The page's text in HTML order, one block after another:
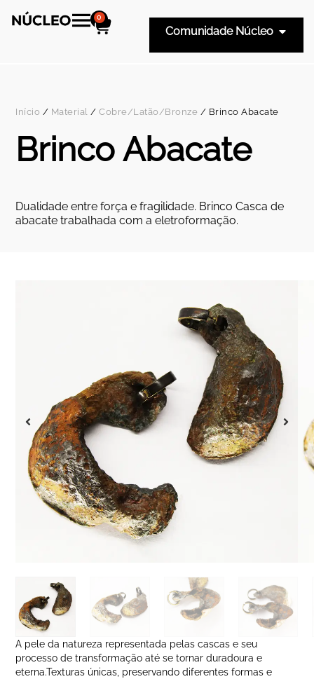
0
Comunidade Núcleo
Início / Material /Cobre/Latão/Bronze / Brinco Abacate
Brinco Abacate
Dualidade entre força e fragilidade. Brinco Casca de
abacate trabalhada com a eletroformação.
A pele da natureza representada pelas cascas e seu
processo de transformação até se tornar duradoura e
eterna.Texturas únicas, preservando diferentes formas e